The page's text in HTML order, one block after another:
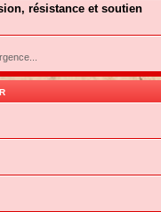
résistance et soutien